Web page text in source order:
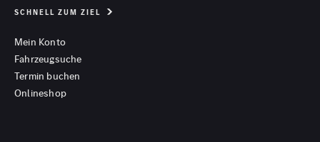
SCHNELL ZUM ZIEL
Mein Konto
Fahrzeugsuche
Termin buchen
Onlineshop